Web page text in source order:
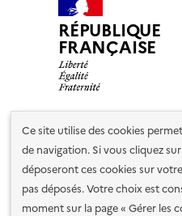
Ce site utilise des cookies
de navigation. Si vous cliquez
déposeront ces cookies sur
pas déposés. Votre choix est
moment sur la page « Gérer les
RÉPUBLIQUE
FRANÇAISE
Nos partenaires
Plan du site